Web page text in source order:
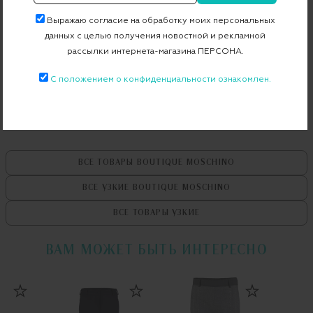
Бесплатная примерка в пункте выдачи
Примерка при доставке торговым представителем
ВСЕ ТОВАРЫ BOUTIQUE MOSCHINO
ВСЕ УЗКИЕ BOUTIQUE MOSCHINO
ВСЕ ТОВАРЫ УЗКИЕ
ВАМ МОЖЕТ БЫТЬ ИНТЕРЕСНО
Выражаю согласие на обработку моих персональных
данных с целью получения новостной и рекламной
рассылки интернета-магазина ПЕРСОНА.
С положением о конфиденциальности ознакомлен.